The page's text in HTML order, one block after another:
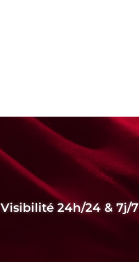
Visibilité 24h/24 & 7j/7